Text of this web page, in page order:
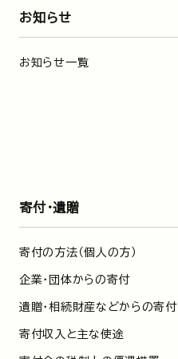
お知らせ
お知らせ一覧
寄付・遺贈
寄付の方法（個人の方）
企業・団体からの寄付
遺贈・相続財産などからの寄付
寄付収入と主な使途